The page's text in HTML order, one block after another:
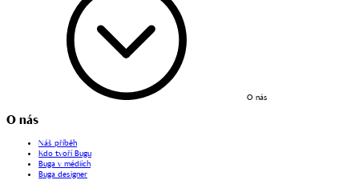
O nás
O nás
Náš příběh
Kdo tvoří Bugu
Buga v médiích
Buga designer